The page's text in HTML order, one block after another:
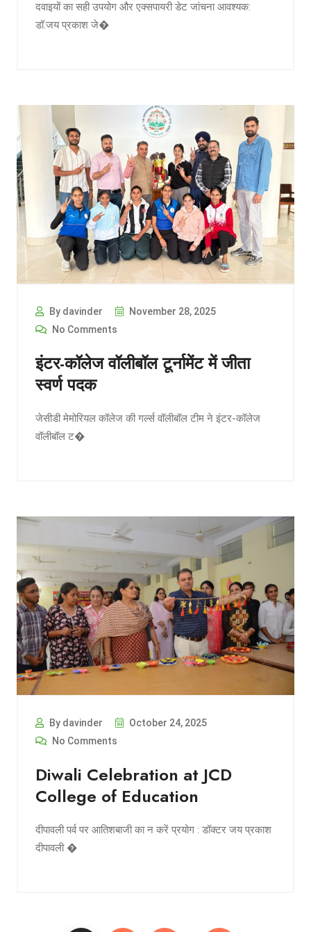
दवाइयों का सही उपयोग और एक्सपायरी डेट जांचना आवश्यक:
डॉ.जय प्रकाश जे�
By davinder
November 28, 2025
No Comments
इंटर-कॉलेज वॉलीबॉल टूर्नामेंट में जीता
स्वर्ण पदक
जेसीडी मेमोरियल कॉलेज की गर्ल्स वॉलीबॉल टीम ने इंटर-कॉलेज
वॉलीबॉल ट�
By davinder
October 24, 2025
No Comments
Diwali Celebration at JCD
College of Education
दीपावली पर्व पर आतिशबाजी का न करें प्रयोग : डॉक्टर जय प्रकाश
दीपावली �